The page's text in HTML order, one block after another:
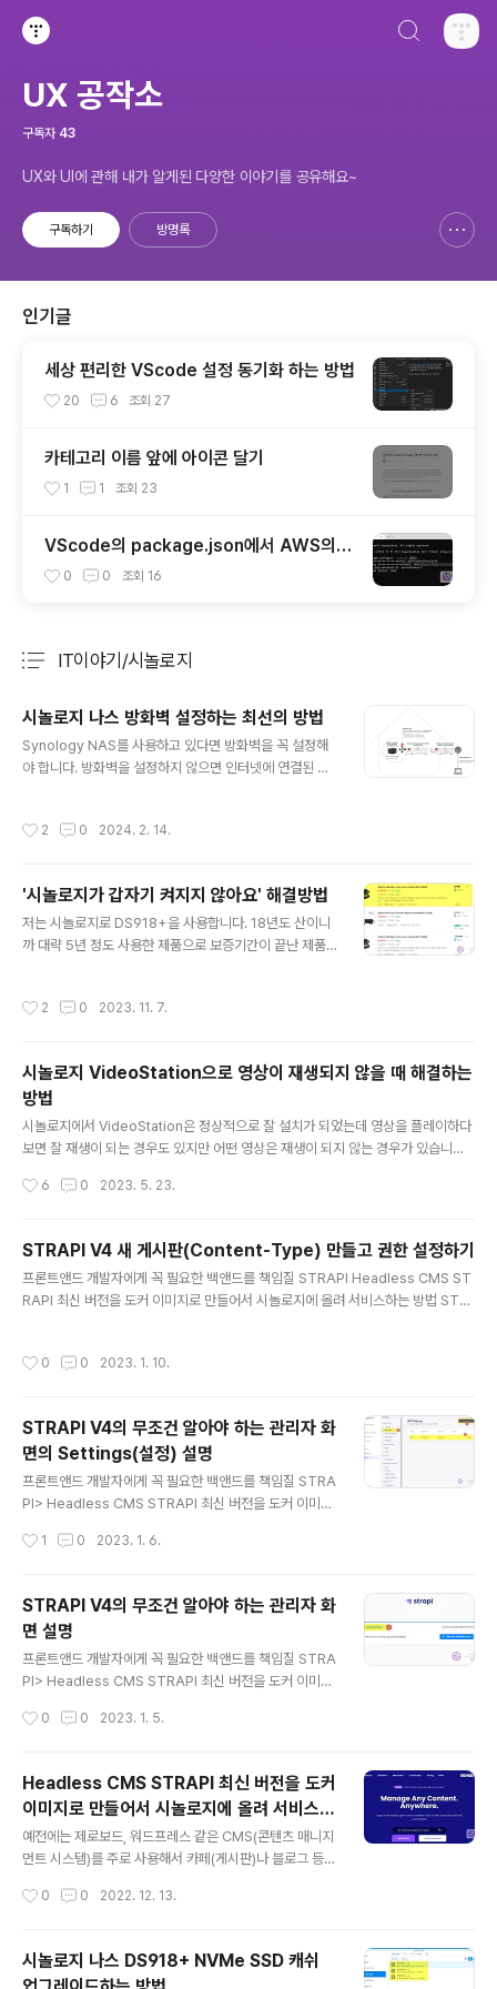
UX 공작소
구독자 43
UX와 UI에 관해 내가 알게된 다양한 이야기를 공유해요~
구독하기 방명록
인기글
세상 편리한 VScode 설정 동기화 하는 방법
20 6 조회 27
카테고리 이름 앞에 아이콘 달기
1 1 조회 23
VScode의 package.json에서 AWS의 S
3로 배포하는 방법
0 0 조회 16
IT이야기/시놀로지
시놀로지 나스 방화벽 설정하는 최선의 방법
Synology NAS를 사용하고 있다면 방화벽을 꼭 설정해
야 합니다. 방화벽을 설정하지 않으면 인터넷에 연결된 NA
보가 도난당하는 것은 시간 문제일 뿐입니다. 집에서 사용
는 다음과 같습니다. 시놀로지 나스 방화벽 설정 : 방화벽을
설정하여 외부에서 오는 80, 443 포트만 접근할수 있게
합니다. 공유기 포트 포워딩 설정 : 외부에서 들어오는 80,
나스 ..
2 0 2024. 2. 14.
'시놀로지가 갑자기 켜지지 않아요' 해결방법
저는 시놀로지로 DS918+을 사용합니다. 18년도 산이니
까 대략 5년 정도 사용한 제품으로 보증기간이 끝난 제품
황당했습니다. 그래도 해결하는 방법이 비교적 간단했기에
성해 보겠습니다. 증상 어느 순간 NAS에 접속을 해보니 접
속이 되지 않아서 살펴보니 NAS 전원이 꺼져있었습니다.
전원 버튼을 누르니 전원 LED(파랑)가 계속 깜박이다가 약
10~20초 후에 바로 전원이 꺼져버립니다. 전원이 들어와
지 않으니 난감하더라구..
2 0 2023. 11. 7.
시놀로지 VideoStation으로 영상이 재생되지 않을 때 해결하는
방법
시놀로지에서 VideoStation은 정상적으로 잘 설치가 되었는데 영상을 플레이하다
보면 잘 재생이 되는 경우도 있지만 어떤 영상은 재생이 되지 않는 경우가 있습니다.
료코덱도 있지만 유료 코덱도 존재합니다. 그래서 VideoStation같은 무료의 제품
래서 시놀로지를 설치하거나 업데이트를 하는 경우 DTS, EAC3, TrueHD 코덱이
실행될 수 있게 설치하는 작업을 해야 하는데, 이과정이 다소 복잡하고 짜증이 납니
다. 이 부분을 github에 Alex..
6 0 2023. 5. 23.
STRAPI V4 새 게시판(Content-Type) 만들고 권한 설정하기
프론트앤드 개발자에게 꼭 필요한 백앤드를 책임질 STRAPI Headless CMS ST
RAPI 최신 버전을 도커 이미지로 만들어서 시놀로지에 올려 서비스하는 방법 STR
ontent-Type) 만들고 권한 설정하기 Strapi를 설치했으니 이제 한번 게시판을 만
ent-Type Builder에서 만들면 됩니다. Content-Type Builder 생성하기 Cont
ent-Type Builder 메뉴를 선택합니다. Create new ..
0 0 2023. 1. 10.
STRAPI V4의 무조건 알아야 하는 관리자 화
면의 Settings(설정) 설명
프론트앤드 개발자에게 꼭 필요한 백앤드를 책임질 STRA
PI> Headless CMS STRAPI 최신 버전을 도커 이미지
4의 무조건 알아야 하는 기본적인 관리자 화면 설명 STR
ttings(설정) 설명 이전 포스팅에서 STRAPI V4의 무조
건 알아야 하는 기본적인 관리자 화면 설명을 했습니다. 그
중 Setting 부분은 중요하기도 하고 내용도 많기 때문에
여기에 별도로 포스팅을 하려고 합니다. Settings Settin
gs은 Strapi의 전체적인 기능에 대한 설정을 하는 화면입
Strapi에 대한 일반적인 설정을 ..
1 0 2023. 1. 6.
STRAPI V4의 무조건 알아야 하는 관리자 화
면 설명
프론트앤드 개발자에게 꼭 필요한 백앤드를 책임질 STRA
PI> Headless CMS STRAPI 최신 버전을 도커 이미지
4의 무조건 알아야 하는 기본적인 관리자 화면 설명 STR
ttings(설정) 설명 얼마 전에 시놀로지의 도커에 STRAPI
V4를 이미지로 만들어서 서비스하는 방법을 포스팅했습니
다. (위의 링크를 참조하세요.) 이번에는 STRAPI V4의 백
앤드 관리자 화면에 대해서 가장 기초적인 설명을 하도록
하겠습니다. STRAPI는 Bronze Silver Gold의 유료 서
고 있습니다. 보통은 Community..
0 0 2023. 1. 5.
Headless CMS STRAPI 최신 버전을 도커
이미지로 만들어서 시놀로지에 올려 서비스하
는 방법
예전에는 제로보드, 워드프레스 같은 CMS(콘텐츠 매니지
먼트 시스템)를 주로 사용해서 카페(게시판)나 블로그 등을
의 발달로 인해 백앤드 위주로 서비스되는 Headless C
에서 백앤드쪽의 부분만 담당하는 서비스라고 보시면 됩니
0 0 2022. 12. 13.
시놀로지 나스 DS918+ NVMe SSD 캐쉬